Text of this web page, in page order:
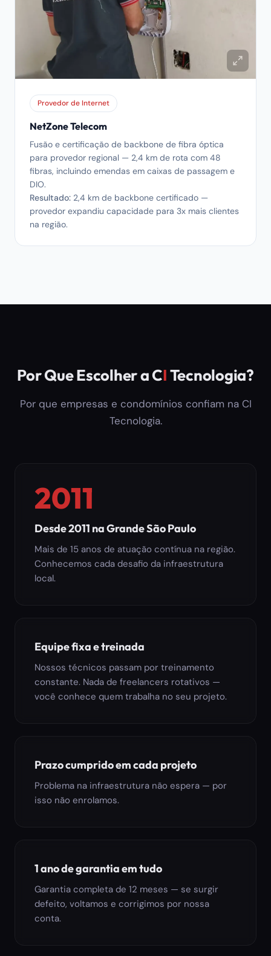
Provedor de Internet
NetZone Telecom
Fusão e certificação de backbone de fibra óptica
para provedor regional — 2,4 km de rota com 48
fibras, incluindo emendas em caixas de passagem e
DIO.
Resultado: 2,4 km de backbone certificado —
provedor expandiu capacidade para 3x mais clientes
na região.
Por Que Escolher a CITecnologia?
Por que empresas e condomínios confiam na CI
Tecnologia.
2011
Desde 2011 na Grande São Paulo
Mais de 15 anos de atuação contínua na região.
Conhecemos cada desafio da infraestrutura
local.
Equipe fixa e treinada
Nossos técnicos passam por treinamento
constante. Nada de freelancers rotativos —
você conhece quem trabalha no seu projeto.
Prazo cumprido em cada projeto
Problema na infraestrutura não espera — por
isso não enrolamos.
1 ano de garantia em tudo
Garantia completa de 12 meses — se surgir
defeito, voltamos e corrigimos por nossa
conta.